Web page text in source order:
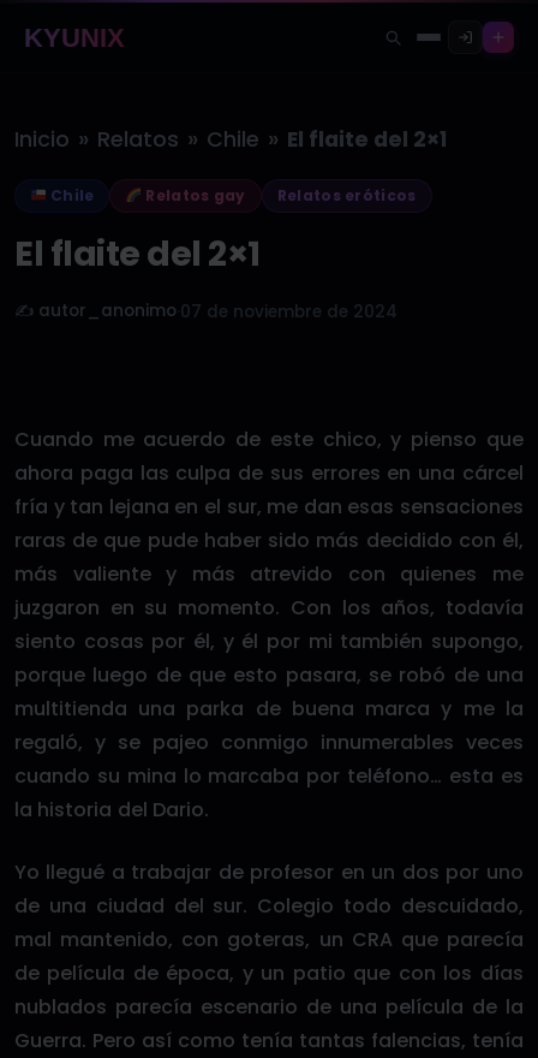
KYUNIX
Inicio » Relatos » Chile » El flaite del 2×1
Chile Relatos gay Relatos eróticos
El flaite del 2×1
✍️ autor_anonimo 07 de noviembre de 2024
Cuando me acuerdo de este chico, y pienso que
ahora paga las culpa de sus errores en una cárcel
fría y tan lejana en el sur, me dan esas sensaciones
raras de que pude haber sido más decidido con él,
más valiente y más atrevido con quienes me
juzgaron en su momento. Con los años, todavía
siento cosas por él, y él por mi también supongo,
porque luego de que esto pasara, se robó de una
multitienda una parka de buena marca y me la
regaló, y se pajeo conmigo innumerables veces
cuando su mina lo marcaba por teléfono… esta es
la historia del Dario.
Yo llegué a trabajar de profesor en un dos por uno
de una ciudad del sur. Colegio todo descuidado,
mal mantenido, con goteras, un CRA que parecía
de película de época, y un patio que con los días
nublados parecía escenario de una película de la
Guerra. Pero así como tenía tantas falencias, tenía